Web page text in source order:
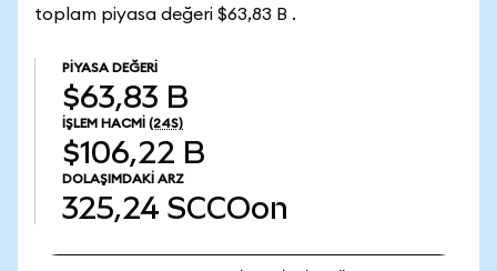
toplam piyasa değeri $63,83 B .
PIYASA DEĞERI
$63,83 B
İŞLEM HACMI (24S)
$106,22 B
DOLAŞIMDAKI ARZ
325,24 SCCOon